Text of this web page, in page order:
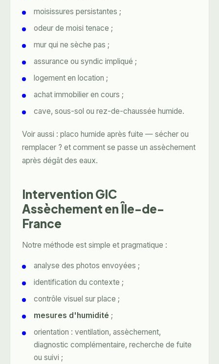
moisissures persistantes ;
odeur de moisi tenace ;
mur qui ne sèche pas ;
assurance ou syndic impliqué ;
logement en location ;
achat immobilier en cours ;
cave, sous-sol ou rez-de-chaussée humide.
Voir aussi : placo humide après fuite — sécher ou
remplacer ? et comment se passe un assèchement
après dégât des eaux.
Intervention GIC
Assèchement en Île-de-
France
Notre méthode est simple et pragmatique :
analyse des photos envoyées ;
identification du contexte ;
contrôle visuel sur place ;
mesures d'humidité ;
orientation : ventilation, assèchement,
diagnostic complémentaire, recherche de fuite
ou suivi ;